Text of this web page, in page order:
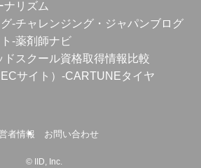
ナリズム
-チャレンジング・ジャパンブログ
-薬剤師ナビ
ドスクール資格取得情報比較
サイト） -CARTUNEタイヤ
者情報 お問い合わせ
© IID, Inc.